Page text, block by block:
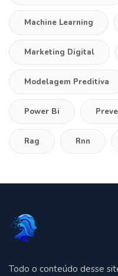
Machine Learning
Marketing Digital
Modelagem Preditiva
Power Bi
Rag Rnn
Todo o conteúdo desse